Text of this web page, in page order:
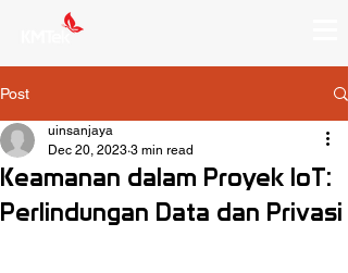
Post
Keamanan dalam Proyek IoT:
Perlindungan Data dan Privasi
uinsanjaya
Dec 20, 2023 3 min read